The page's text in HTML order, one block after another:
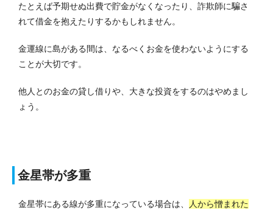
たとえば予期せぬ出費で貯金がなくなったり、詐欺師に騙さ
れて借金を抱えたりするかもしれません。
金運線に島がある間は、なるべくお金を使わないようにする
ことが大切です。
他人とのお金の貸し借りや、大きな投資をするのはやめまし
ょう。
金星帯が多重
金星帯にある線が多重になっている場合は、
人から憎まれた